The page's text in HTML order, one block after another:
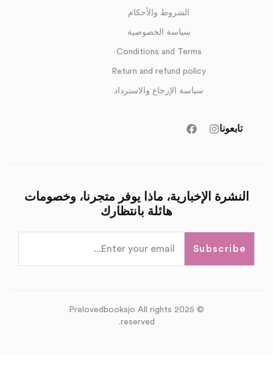
الشروط والأحكام
سياسة الخصوصية
Conditions and Terms
Return and refund policy
سياسة الإرجاع والاسترداد
تابعونا
النشرة الإخبارية، ماذا يوفر متجرنا، وخصومات
هائلة بانتظارك
Subscribe
© 2025 Prelovedbooksjo All rights
reserved.